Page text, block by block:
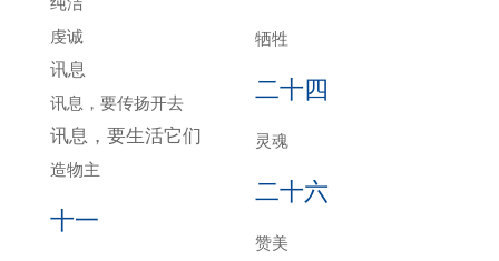
虔诚
讯息
讯息，要传扬开去
讯息，要生活它们
造物主
十一
牺牲
二十四
灵魂
二十六
赞美